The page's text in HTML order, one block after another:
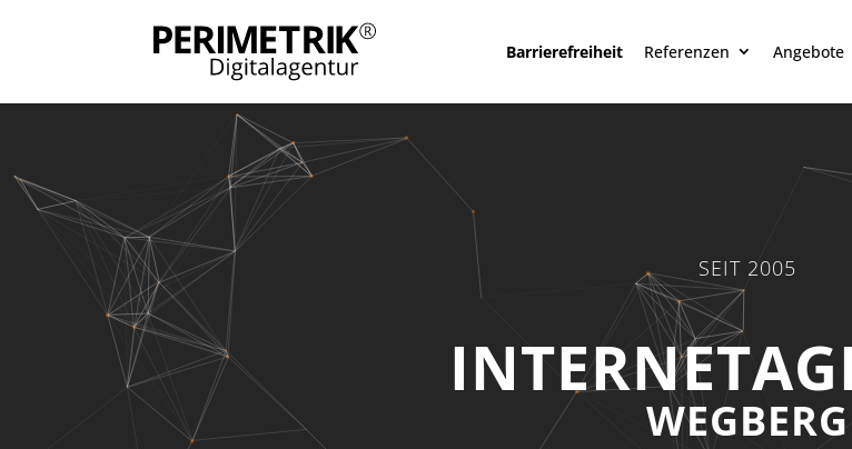
Barrierefreiheit Referenzen Angebote
SEIT 2005
WEGBERG